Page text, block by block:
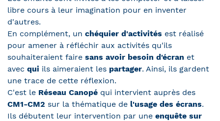
libre cours à leur imagination pour en inventer
d'autres.
En complément, un chéquier d'activités est réalisé
pour amener à réfléchir aux activités qu'ils
souhaiteraient faire sans avoir besoin d'écran et
avec qui ils aimeraient les partager. Ainsi, ils gardent
une trace de cette réflexion.
C'est le Réseau Canopé qui intervient auprès des
CM1-CM2 sur la thématique de l'usage des écrans.
Ils débutent leur intervention par une enquête sur